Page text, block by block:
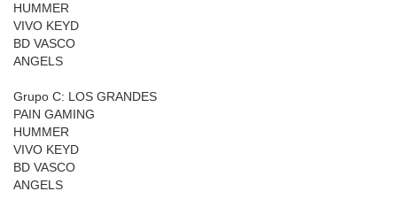
HUMMER
VIVO KEYD
BD VASCO
ANGELS
Grupo C: LOS GRANDES
PAIN GAMING
HUMMER
VIVO KEYD
BD VASCO
ANGELS